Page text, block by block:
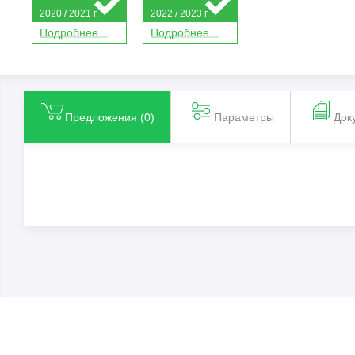
Подробнее...
2020 / 2021 г.
Подробнее...
2022 / 2023 г.
Предложения (0) Параметры